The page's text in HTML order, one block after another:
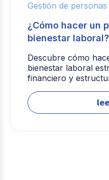
Gestión de personas
¿Cómo hacer un
bienestar laboral?
Descubre cómo
bienestar laboral
financiero y